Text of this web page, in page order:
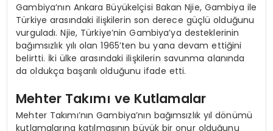
Gambiya’nın Ankara Büyükelçisi Bakan Njie, Gambiya ile
Türkiye arasındaki ilişkilerin son derece güçlü olduğunu
vurguladı. Njie, Türkiye’nin Gambiya’ya desteklerinin
bağımsızlık yılı olan 1965’ten bu yana devam ettiğini
belirtti. İki ülke arasındaki ilişkilerin savunma alanında
da oldukça başarılı olduğunu ifade etti.
Mehter Takımı ve Kutlamalar
Mehter Takımı’nın Gambiya’nın bağımsızlık yıl dönümü
kutlamalarına katılmasının büyük bir onur olduğunu